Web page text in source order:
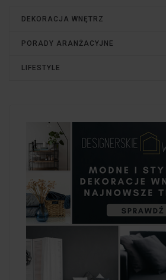
DEKORACJA WNĘTRZ
PORADY ARANŻACYJNE
LIFESTYLE